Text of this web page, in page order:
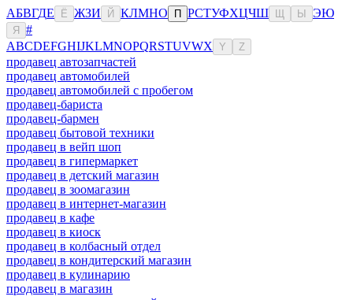
АБВГДЕ Ё ЖЗИ Й КЛМНО П РСТУФХЦЧШ Ы ЭЮ
Я
#
ABCDEFGHIJKLMNOPQRSTUVWX Y Z
продавец автозапчастей
продавец автомобилей
продавец автомобилей с пробегом
продавец-бариста
продавец-бармен
продавец бытовой техники
продавец в вейп шоп
продавец в гипермаркет
продавец в детский магазин
продавец в зоомагазин
продавец в интернет-магазин
продавец в кафе
продавец в киоск
продавец в колбасный отдел
продавец в кондитерский магазин
продавец в кулинарию
продавец в магазин